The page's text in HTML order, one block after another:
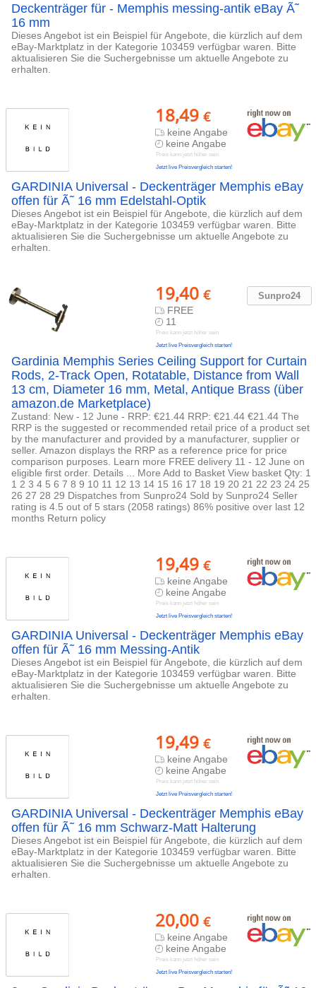
Deckenträger für - Memphis messing-antik eBay Ã˜
16 mm
Dieses Angebot ist ein Beispiel für Angebote, die kürzlich auf dem
eBay-Marktplatz in der Kategorie 103459 verfügbar waren. Bitte
aktualisieren Sie die Suchergebnisse um aktuelle Angebote zu
erhalten.
18,49 €
keine Angabe
keine Angabe
Preis kann jetzt höher sein
Jetzt live Preisvergleich starten!
GARDINIA Universal - Deckenträger Memphis eBay
offen für Ã˜ 16 mm Edelstahl-Optik
Dieses Angebot ist ein Beispiel für Angebote, die kürzlich auf dem
eBay-Marktplatz in der Kategorie 103459 verfügbar waren. Bitte
aktualisieren Sie die Suchergebnisse um aktuelle Angebote zu
erhalten.
Sunpro24
19,40 €
FREE
11
Preis kann jetzt höher sein
Jetzt live Preisvergleich starten!
Gardinia Memphis Series Ceiling Support for Curtain
Rods, 2-Track Open, Rotatable, Distance from Wall
13 cm, Diameter 16 mm, Metal, Antique Brass (über
amazon.de Marketplace)
Zustand: New - 12 June - RRP: €21.44 RRP: €21.44 €21.44 The
RRP is the suggested or recommended retail price of a product set
by the manufacturer and provided by a manufacturer, supplier or
seller. Amazon displays the RRP as a reference price for price
comparison purposes. Learn more FREE delivery 11 - 12 June on
eligible first order. Details ... More Add to Basket View basket Qty: 1
1 2 3 4 5 6 7 8 9 10 11 12 13 14 15 16 17 18 19 20 21 22 23 24 25
26 27 28 29 Dispatches from Sunpro24 Sold by Sunpro24 Seller
rating is 4.5 out of 5 stars (2058 ratings) 86% positive over last 12
months Return policy
19,49 €
keine Angabe
keine Angabe
Preis kann jetzt höher sein
Jetzt live Preisvergleich starten!
GARDINIA Universal - Deckenträger Memphis eBay
offen für Ã˜ 16 mm Messing-Antik
Dieses Angebot ist ein Beispiel für Angebote, die kürzlich auf dem
eBay-Marktplatz in der Kategorie 103459 verfügbar waren. Bitte
aktualisieren Sie die Suchergebnisse um aktuelle Angebote zu
erhalten.
19,49 €
keine Angabe
keine Angabe
Preis kann jetzt höher sein
Jetzt live Preisvergleich starten!
GARDINIA Universal - Deckenträger Memphis eBay
offen für Ã˜ 16 mm Schwarz-Matt Halterung
Dieses Angebot ist ein Beispiel für Angebote, die kürzlich auf dem
eBay-Marktplatz in der Kategorie 103459 verfügbar waren. Bitte
aktualisieren Sie die Suchergebnisse um aktuelle Angebote zu
erhalten.
20,00 €
keine Angabe
keine Angabe
Preis kann jetzt höher sein
Jetzt live Preisvergleich starten!